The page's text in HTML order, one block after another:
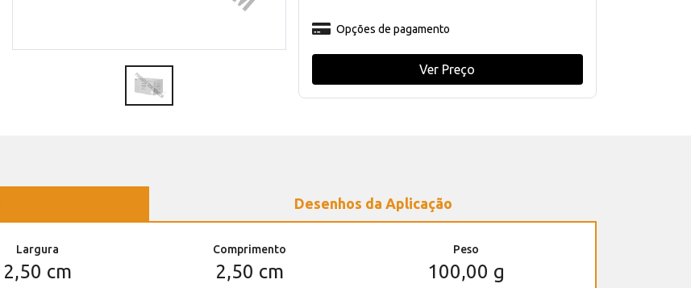
Opções de pagamento
Ver Preço
Desenhos da Aplicação
Largura
2,50 cm
Comprimento
2,50 cm
Peso
100,00 g